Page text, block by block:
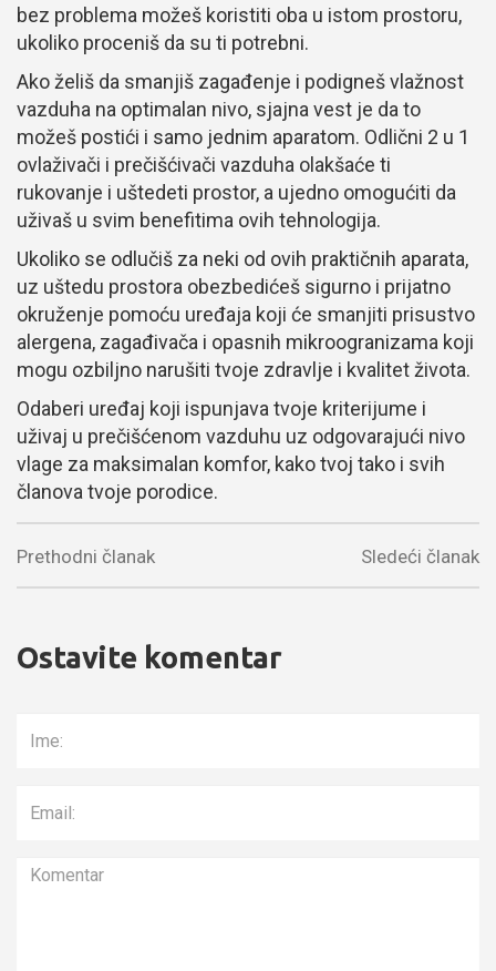
bez problema možeš koristiti oba u istom prostoru,
ukoliko proceniš da su ti potrebni.
Ako želiš da smanjiš zagađenje i podigneš vlažnost
vazduha na optimalan nivo, sjajna vest je da to
možeš postići i samo jednim aparatom. Odlični 2 u 1
ovlaživači i prečišćivači vazduha olakšaće ti
rukovanje i uštedeti prostor, a ujedno omogućiti da
uživaš u svim benefitima ovih tehnologija.
Ukoliko se odlučiš za neki od ovih praktičnih aparata,
uz uštedu prostora obezbedićeš sigurno i prijatno
okruženje pomoću uređaja koji će smanjiti prisustvo
alergena, zagađivača i opasnih mikroogranizama koji
mogu ozbiljno narušiti tvoje zdravlje i kvalitet života.
Odaberi uređaj koji ispunjava tvoje kriterijume i
uživaj u prečišćenom vazduhu uz odgovarajući nivo
vlage za maksimalan komfor, kako tvoj tako i svih
članova tvoje porodice.
Sledeći članak
Prethodni članak
Ostavite komentar